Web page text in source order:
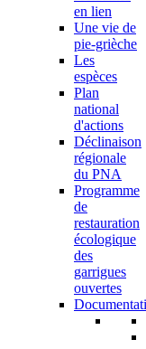
en lien
Une vie de
pie-grièche
Les
espèces
Plan
national
d'actions
Déclinaison
régionale
du PNA
Programme
de
restauration
écologique
des
garrigues
ouvertes